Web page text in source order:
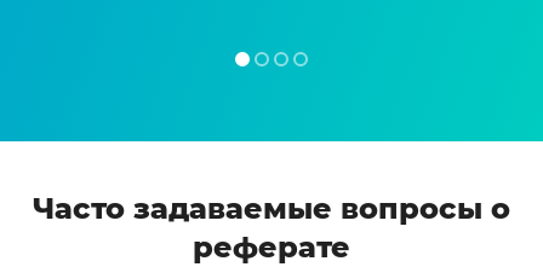
Часто задаваемые вопросы о
реферате